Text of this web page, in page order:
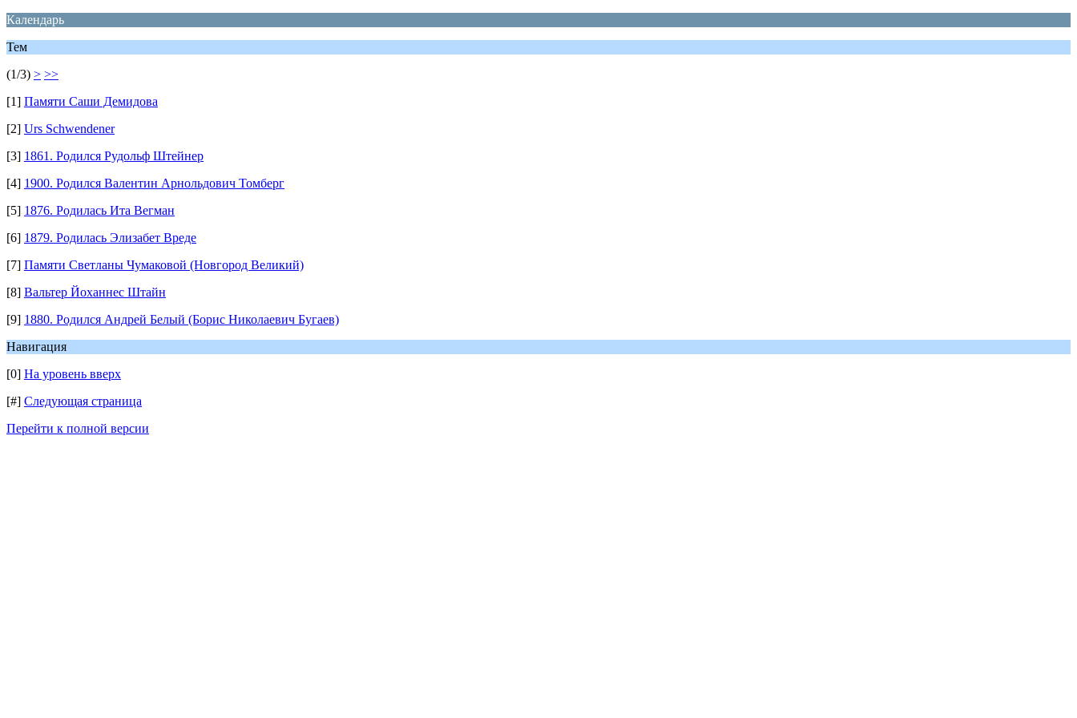
Календарь
Тем
(1/3) > >>
[1] Памяти Саши Демидова
[2] Urs Schwendener
[3] 1861. Родился Рудольф Штейнер
[4] 1900. Родился Валентин Арнольдович Томберг
[5] 1876. Родилась Ита Вегман
[6] 1879. Родилась Элизабет Вреде
[7] Памяти Светланы Чумаковой (Новгород Великий)
[8] Вальтер Йоханнес Штайн
[9] 1880. Родился Андрей Белый (Борис Николаевич Бугаев)
Навигация
[0] На уровень вверх
[#] Следующая страница
Перейти к полной версии